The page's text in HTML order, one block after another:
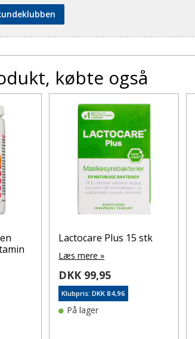
købte også
Lactocare Plus 15 stk
Læs mere »
DKK 99,95
Klubpris: DKK 84,96
På lager